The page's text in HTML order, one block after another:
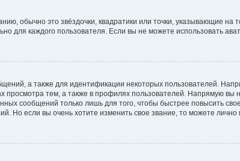
обычно это звёздочки, квадратики или точки, указывающие на
для каждого пользователя. Если вы не можете использовать
а также для идентификации некоторых пользователей.
тем, а также в профилях пользователей. Напрямую вы
сообщений только лишь для того, чтобы быстрее повысить
Но если вы очень хотите изменить свое звание, то можете лично